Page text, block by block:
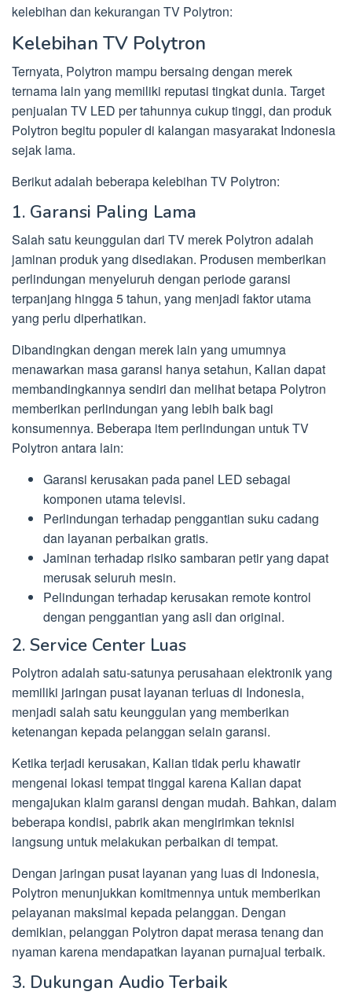
kelebihan dan kekurangan TV Polytron:
Kelebihan TV Polytron
Ternyata, Polytron mampu bersaing dengan merek
ternama lain yang memiliki reputasi tingkat dunia. Target
penjualan TV LED per tahunnya cukup tinggi, dan produk
Polytron begitu populer di kalangan masyarakat Indonesia
sejak lama.
Berikut adalah beberapa kelebihan TV Polytron:
1. Garansi Paling Lama
Salah satu keunggulan dari TV merek Polytron adalah
jaminan produk yang disediakan. Produsen memberikan
perlindungan menyeluruh dengan periode garansi
terpanjang hingga 5 tahun, yang menjadi faktor utama
yang perlu diperhatikan.
Dibandingkan dengan merek lain yang umumnya
menawarkan masa garansi hanya setahun, Kalian dapat
membandingkannya sendiri dan melihat betapa Polytron
memberikan perlindungan yang lebih baik bagi
konsumennya. Beberapa item perlindungan untuk TV
Polytron antara lain:
Garansi kerusakan pada panel LED sebagai
komponen utama televisi.
Perlindungan terhadap penggantian suku cadang
dan layanan perbaikan gratis.
Jaminan terhadap risiko sambaran petir yang dapat
merusak seluruh mesin.
Pelindungan terhadap kerusakan remote kontrol
dengan penggantian yang asli dan original.
2. Service Center Luas
Polytron adalah satu-satunya perusahaan elektronik yang
memiliki jaringan pusat layanan terluas di Indonesia,
menjadi salah satu keunggulan yang memberikan
ketenangan kepada pelanggan selain garansi.
Ketika terjadi kerusakan, Kalian tidak perlu khawatir
mengenai lokasi tempat tinggal karena Kalian dapat
mengajukan klaim garansi dengan mudah. Bahkan, dalam
beberapa kondisi, pabrik akan mengirimkan teknisi
langsung untuk melakukan perbaikan di tempat.
Dengan jaringan pusat layanan yang luas di Indonesia,
Polytron menunjukkan komitmennya untuk memberikan
pelayanan maksimal kepada pelanggan. Dengan
demikian, pelanggan Polytron dapat merasa tenang dan
nyaman karena mendapatkan layanan purnajual terbaik.
3. Dukungan Audio Terbaik